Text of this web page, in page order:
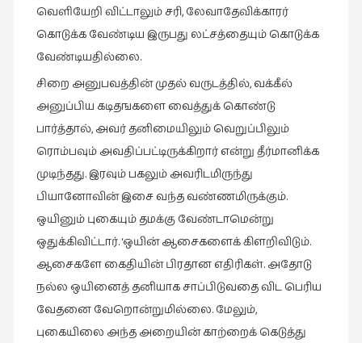
வெளியேறி விட்டாலும் சரி, லேவாதேவிக்காரர்
கொடுக்க வேண்டிய இருபது லட்சத்தையும் கொடுக்க
வேண்டியதில்லை.
சிறை அனுபவத்தின் முதல் வருடத்தில், வக்கீல்
அனுப்பிய கடிதஙகளை வைத்துக் கொண்டு
பார்த்தால், அவர் தனிமையிலும் வெறுப்பிலும்
ரொம்பவும் அவதிப்பட்டிருக்கிறார் என்று தீர்மானிக்க
முடிந்தது. இரவும் பகலும் அவரிடமிருந்து
பியானோவின் இசை வந்த வண்ணமிருக்கும்.
ஒயினும் புகையும் தமக்கு வேண்டாமென்று
ஒதுக்கிவிட்டார். ‘ஒயின் ஆசைகளைக் கிளறிவிடும்.
ஆசைகளே கைதியின் பிரதான எதிரிகள். அதோடு
நல்ல ஒயினைத் தனியாக சாப்பிடுவதை விட பெரிய
வேதனை வேறொன்றுமில்லை. மேலும்,
புகையிலை அந்த அறையின் காற்றைக் கெடுத்து